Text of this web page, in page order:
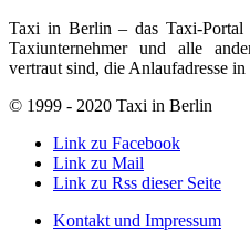
Taxi in Berlin – das Taxi-
Taxiunternehmer und alle
vertraut sind, die Anlaufadresse
© 1999 - 2020 Taxi in Berlin
Link zu Facebook
Link zu Mail
Link zu Rss dieser Seite
Kontakt und Impressum